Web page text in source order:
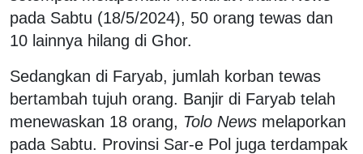
pada Sabtu (18/5/2024), 50 orang tewas dan
10 lainnya hilang di Ghor.
Sedangkan di Faryab, jumlah korban tewas
bertambah tujuh orang. Banjir di Faryab telah
menewaskan 18 orang, Tolo News melaporkan
pada Sabtu. Provinsi Sar-e Pol juga terdampak